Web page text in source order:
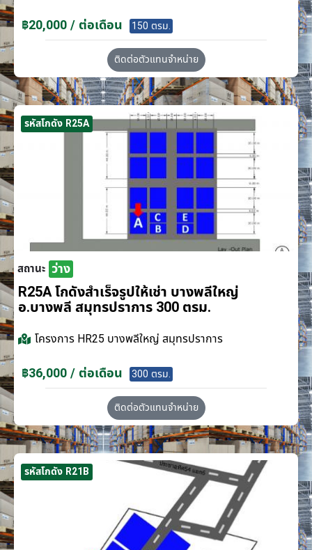
฿20,000 / ต่อเดือน 150 ตรม.
ติดต่อตัวแทนจำหน่าย
รหัสโกดัง R25A
สถานะ ว่าง
R25A โกดังสำเร็จรูปให้เช่า บางพลีใหญ่
อ.บางพลี สมุทรปราการ 300 ตรม.
โครงการ HR25 บางพลีใหญ่ สมุทรปราการ
฿36,000 / ต่อเดือน 300 ตรม.
ติดต่อตัวแทนจำหน่าย
รหัสโกดัง R21B